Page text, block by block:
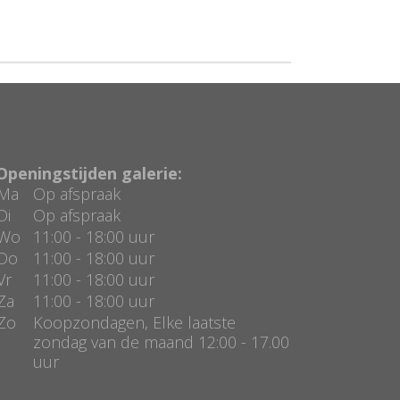
galerie:
Op afspraak
Op afspraak
11:00 - 18:00 uur
11:00 - 18:00 uur
11:00 - 18:00 uur
11:00 - 18:00 uur
Koopzondagen, Elke laatste
zondag van de maand 12:00 - 17.00
uur